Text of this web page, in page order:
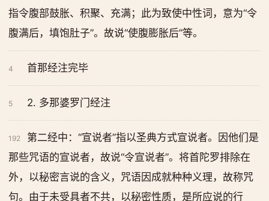
指令腹部鼓胀、积聚、充满；此为致使中性词，意为“令
腹满后，填饱肚子”。故说“使腹膨胀后”等。
4 首那经注完毕
5 2. 多那婆罗门经注
192
第二经中：“宣说者”指以圣典方式宣说者。因他们是
那些咒语的宣说者，故说“令宣说者”。将首陀罗排除在
外，以秘密言说的含义，咒语因成就种种义理，故称咒
句。由于未受具者不共，以秘密性质，是所应说的行